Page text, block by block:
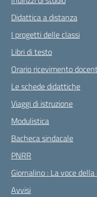
Didattica a distanza
I progetti delle classi
Libri di testo
Orario ricevimento
Le schede didattiche
Viaggi di istruzione
Modulistica
Bacheca sindacale
PNRR
Giornalino : La voce della
Avvisi